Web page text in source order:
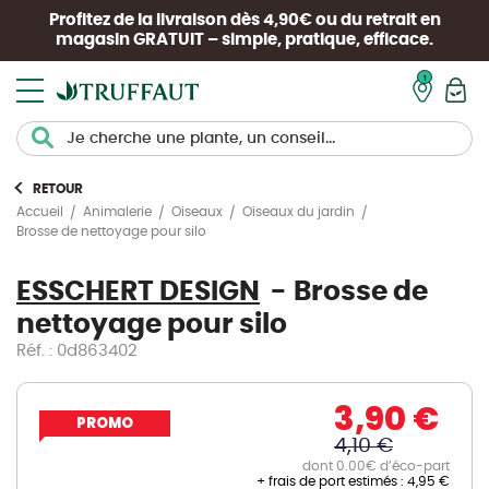
Profitez de la livraison dès 4,90€ ou du retrait en
magasin GRATUIT – simple, pratique, efficace.
RETOUR
Accueil
Animalerie Oiseaux
Oiseaux du jardin
Brosse de nettoyage pour silo
ESSCHERT DESIGN
Brosse de
nettoyage pour silo
Réf. : 0d863402
PROMO 3,90 €
4,10 €
dont 0.00€ d’éco-part
+ frais de port estimés : 4,95 €